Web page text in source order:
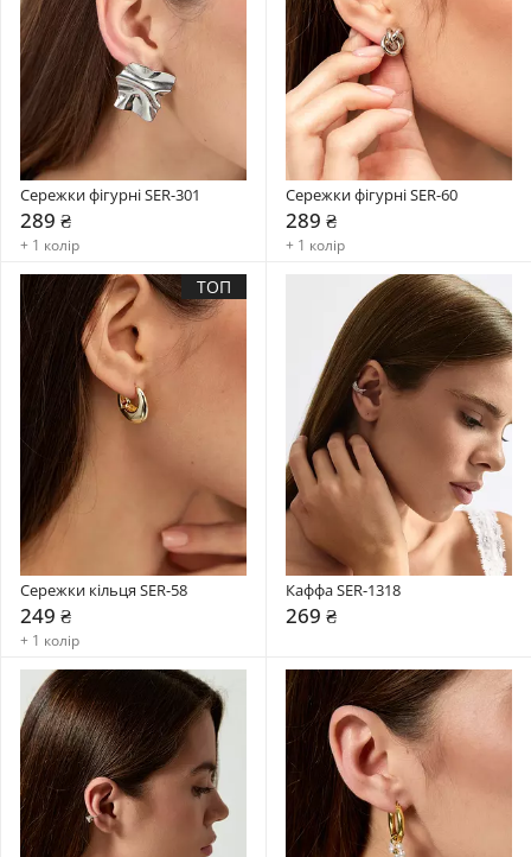
Сережки фігурні SER-301
289 ₴
+ 1 колір
Сережки фігурні SER-60
289 ₴
+ 1 колір
ТОП
Сережки кільця SER-58
249 ₴
+ 1 колір
Каффа SER-1318
269 ₴